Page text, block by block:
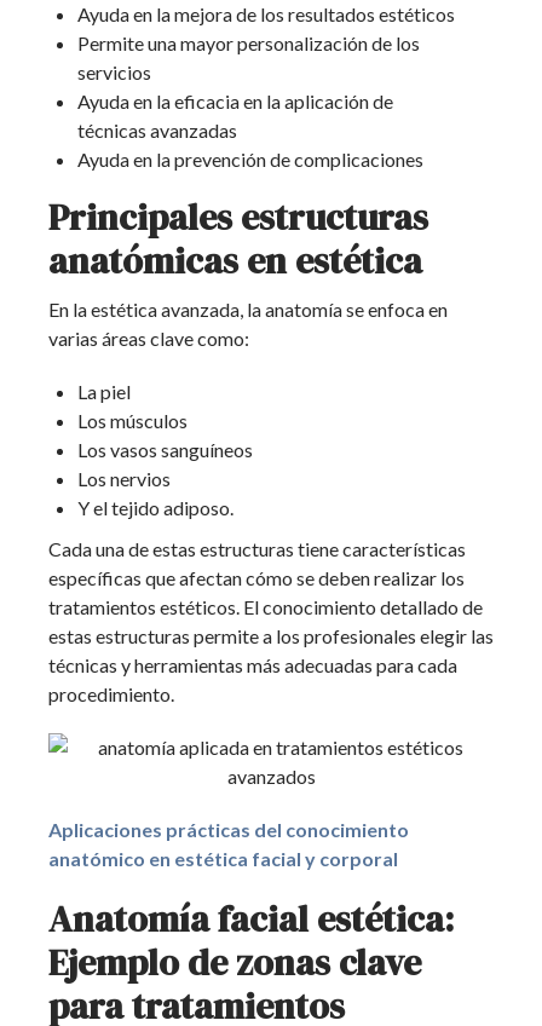
Ayuda en la mejora de los resultados estéticos
Permite una mayor personalización de los
servicios
Ayuda en la eficacia en la aplicación de
técnicas avanzadas
Ayuda en la prevención de complicaciones
Principales estructuras
anatómicas en estética
En la estética avanzada, la anatomía se enfoca en
varias áreas clave como:
La piel
Los músculos
Los vasos sanguíneos
Los nervios
Y el tejido adiposo.
Cada una de estas estructuras tiene características
específicas que afectan cómo se deben realizar los
tratamientos estéticos. El conocimiento detallado de
estas estructuras permite a los profesionales elegir las
técnicas y herramientas más adecuadas para cada
procedimiento.
Aplicaciones prácticas del conocimiento
anatómico en estética facial y corporal
Anatomía facial estética:
Ejemplo de zonas clave
para tratamientos